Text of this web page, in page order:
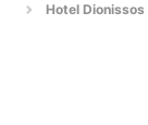
Hotel Dionissos